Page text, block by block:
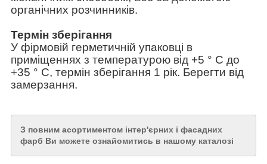
органічних розчинників.
Термін зберігання
У фірмовій герметичній упаковці в
приміщеннях з температурою від +5 ° С до
+35 ° С, термін зберігання 1 рік. Берегти від
замерзання.
З повним асортиментом інтер'єрних і фасадних
фарб Ви можете ознайомитись в нашому каталозі